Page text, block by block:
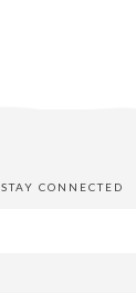
STAY CONNECTED